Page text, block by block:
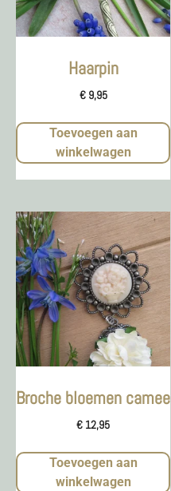
Haarpin
€9,95
Toevoegen aan
winkelwagen
Broche bloemen camee
€ 12,95
Toevoegen aan
winkelwagen